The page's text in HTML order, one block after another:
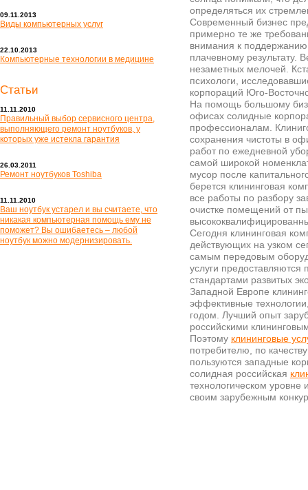
определяться их
Современный бизнес
примерно те же
внимания к
плачевному результату.
незаметных мелочей.
психологи,
корпораций Юго-
На помощь большому
офисах солидные
профессионалам.
сохранения чистоты в
работ по ежедневной
самой широкой
мусор после
берется клининговая
все работы по разбору
очистке помещений от
Сегодня клининговая
действующих на узком
самым передовым
услуги предоставляются
стандартами развитых
Западной Европе
эффективные
годом. Лучший опыт
российскими
Поэтому клининговые
потребителю, по
пользуются западные
солидная российская
технологическом уровне
своим зарубежным
09.11.2013
Виды компьютерных услуг
22.10.2013
Компьютерные технологии в медицине
Статьи
11.11.2010
Правильный выбор сервисного центра,
выполняющего ремонт ноутбуков, у
которых уже истекла гарантия
26.03.2011
Ремонт ноутбуков Toshiba
11.11.2010
Ваш ноутбук устарел и вы считаете, что
никакая компьютерная помощь ему не
поможет? Вы ошибаетесь – любой
ноутбук можно модернизировать.